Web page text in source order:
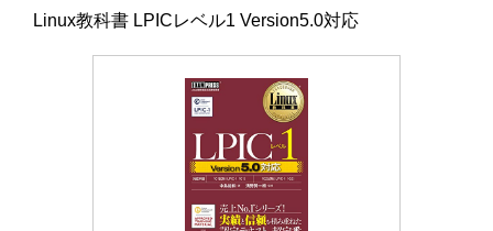
Linux教科書 LPICレベル1 Version5.0対応